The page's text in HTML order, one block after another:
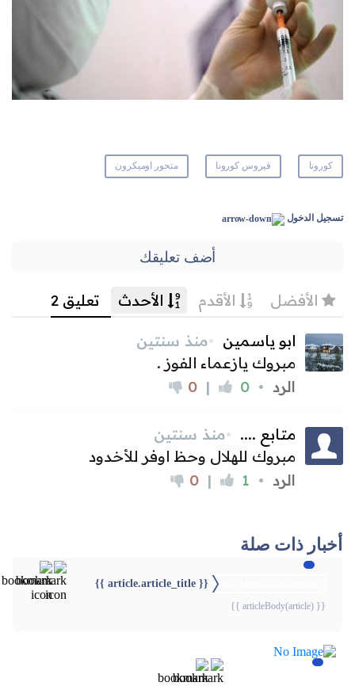
كورونا فيروس كورونا متحور اوميكرون
تسجيل الدخول
أضف تعليقك
أخبار ذات صلة
{{ article.article_title }}
{{ articleBody(article) }}